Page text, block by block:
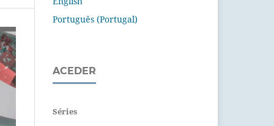
Português (Portugal)
ACEDER
Séries